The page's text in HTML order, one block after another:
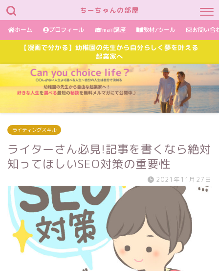
ちーちゃんの部屋
ホーム プロフィール mail講座 教材/ツール お問い合
【漫画で分かる】幼稚園の先生から自分らしく夢を叶える
起業家へ
ライティングスキル
ライターさん必見!記事を書くなら絶対
知ってほしいSEO対策の重要性
2021年11月27日